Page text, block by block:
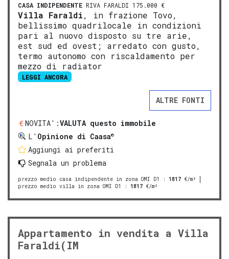
CASA INDIPENDENTE RIVA FARALDI 175.000 €
Villa Faraldi, in frazione Tovo,
bellissimo quadrilocale in condizioni
pari al nuovo disposto su tre arie,
est sud ed ovest; arredato con gusto,
termo autonomo con riscaldamento per
mezzo di radiator
LEGGI ANCORA
ALTRE FONTI
NOVITA':VALUTA questo immobile
L' Opinione di Caasa®
Aggiungi ai preferiti
Segnala un problema
prezzo medio casa indipendente in zona OMI D1 : 1817 €/m²
prezzo medio villa in zona OMI D1
: 1817 €/m²
Appartamento in vendita a Villa
Faraldi(IM